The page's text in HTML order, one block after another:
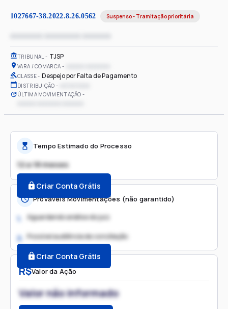
1027667-38.2022.8.26.0562 Suspenso - Tramitação prioritária
TRIBUNAL TJSP
VARA / COMARCA
CLASSE Despejo por Falta de Pagamento
DISTRIBUIÇÃO
ÚLTIMA MOVIMENTAÇÃO
R$Valor da Ação
Valor não informado
Tempo Estimado do Processo
12 a 18 meses
Criar Conta Grátis
Prováveis Movimentações (não garantido)
1. Aguardando análise do juiz
2. Possível audiência de conciliação
Criar Conta Grátis